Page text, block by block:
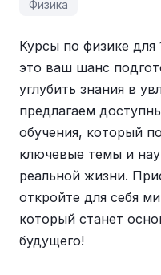
Физика
Курсы по физике
это ваш шанс
углубить знания в
предлагаем
обучения, который
ключевые темы и
реальной жизни.
откройте для себя
который станет
будущего!